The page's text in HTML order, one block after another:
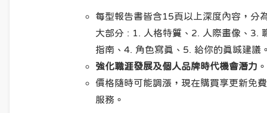
每型報告書皆含15頁以上深度內容，分
大部分 : 1. 人格特質、2. 人際畫像、3.
指南、4. 角色寫真、5. 給你的真誠建議
強化職涯發展及個人品牌時代機會潛力 。
價格隨時可能調漲，現在購買享更新免
服務。